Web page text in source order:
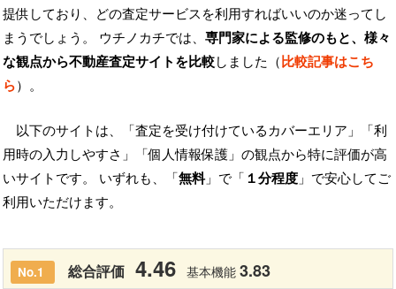
提供しており、どの査定サービスを利用すればいいのか迷ってし
まうでしょう。 ウチノカチでは、 専門家による監修のもと、様々
な観点から不動産査定サイトを比較しました（比較記事はこち
ら）。
以下のサイトは、「査定を受け付けているカバーエリア」「利
用時の入力しやすさ」「個人情報保護」の観点から特に評価が高
いサイトです。 いずれも、「無料」で「 １分程度 」で安心してご
利用いただけます。